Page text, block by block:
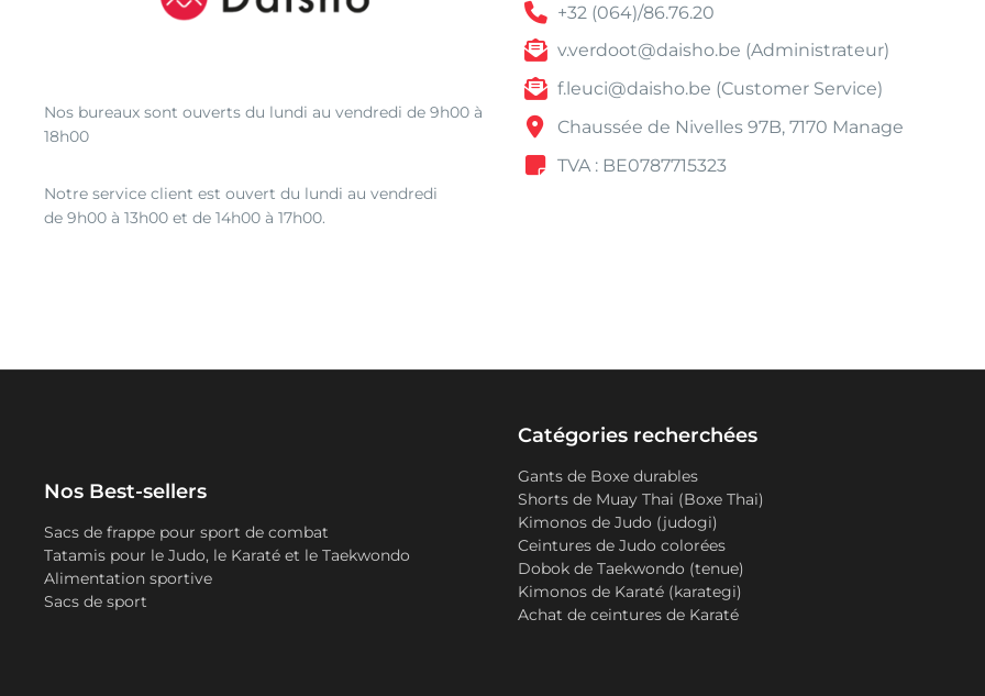
Nos bureaux sont ouverts du lundi au vendredi de 9h00 à
18h00
Notre service client est ouvert du lundi au vendredi
de 9h00 à 13h00 et de 14h00 à 17h00.
+32 (064)/86.76.20
v.verdoot@daisho.be (Administrateur)
f.leuci@daisho.be (Customer Service)
Chaussée de Nivelles 97B, 7170 Manage
TVA : BE0787715323
Nos Best-sellers
Sacs de frappe pour sport de combat
Tatamis pour le Judo, le Karaté et le Taekwondo
Alimentation sportive
Sacs de sport
Catégories recherchées
Gants de Boxe durables
Shorts de Muay Thai (Boxe Thai)
Kimonos de Judo (judogi)
Ceintures de Judo colorées
Dobok de Taekwondo (tenue)
Kimonos de Karaté (karategi)
Achat de ceintures de Karaté